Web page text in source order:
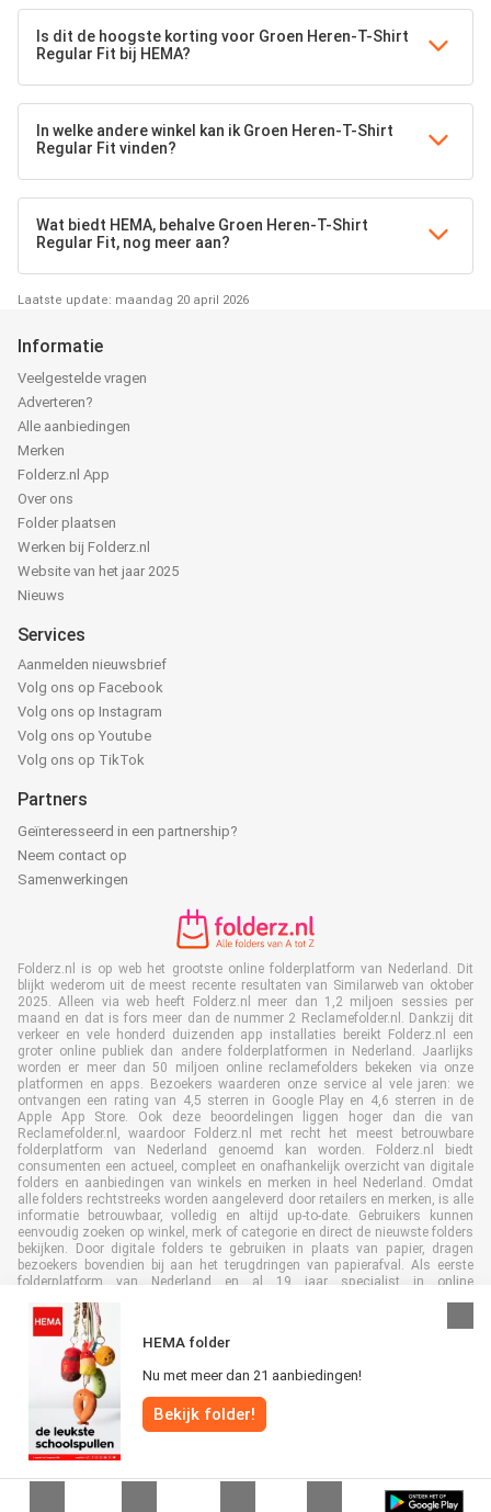
Is dit de hoogste korting voor Groen Heren-T-Shirt
Regular Fit bij HEMA?
In welke andere winkel kan ik Groen Heren-T-Shirt
Regular Fit vinden?
Wat biedt HEMA, behalve Groen Heren-T-Shirt
Regular Fit, nog meer aan?
Laatste update: maandag 20 april 2026
HEMA folder
Nu met meer dan 21 aanbiedingen!
Bekijk folder!
Informatie
Veelgestelde vragen
Adverteren?
Alle aanbiedingen
Merken
Folderz.nl App
Over ons
Folder plaatsen
Werken bij Folderz.nl
Website van het jaar 2025
Nieuws
Services
Aanmelden nieuwsbrief
Volg ons op Facebook
Volg ons op Instagram
Volg ons op Youtube
Volg ons op TikTok
Partners
Geïnteresseerd in een partnership?
Neem contact op
Samenwerkingen
Folderz.nl is op web het grootste online folderplatform van Nederland. Dit
blijkt wederom uit de meest recente resultaten van Similarweb van oktober
2025. Alleen via web heeft Folderz.nl meer dan 1,2 miljoen sessies per
maand en dat is fors meer dan de nummer 2 Reclamefolder.nl. Dankzij dit
verkeer en vele honderd duizenden app installaties bereikt Folderz.nl een
groter online publiek dan andere folderplatformen in Nederland. Jaarlijks
worden er meer dan 50 miljoen online reclamefolders bekeken via onze
platformen en apps. Bezoekers waarderen onze service al vele jaren: we
ontvangen een rating van 4,5 sterren in Google Play en 4,6 sterren in de
Apple App Store. Ook deze beoordelingen liggen hoger dan die van
Reclamefolder.nl, waardoor Folderz.nl met recht het meest betrouwbare
folderplatform van Nederland genoemd kan worden. Folderz.nl biedt
consumenten een actueel, compleet en onafhankelijk overzicht van digitale
folders en aanbiedingen van winkels en merken in heel Nederland. Omdat
alle folders rechtstreeks worden aangeleverd door retailers en merken, is alle
informatie betrouwbaar, volledig en altijd up-to-date. Gebruikers kunnen
eenvoudig zoeken op winkel, merk of categorie en direct de nieuwste folders
bekijken. Door digitale folders te gebruiken in plaats van papier, dragen
bezoekers bovendien bij aan het terugdringen van papierafval. Als eerste
folderplatform van Nederland en al 19 jaar specialist in online
met retailers en merken. Hierdoor zijn we uitgegroeid tot de toonaangevende
speler in de digitale foldermarkt.
Alle rechten voorbehouden © Folderz.nl 2026 |